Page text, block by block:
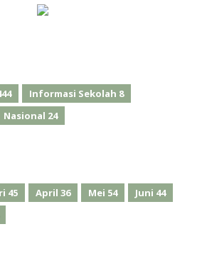
Informasi Sekolah 8
Nasional 24
45 April 36 Mei 54 Juni 44